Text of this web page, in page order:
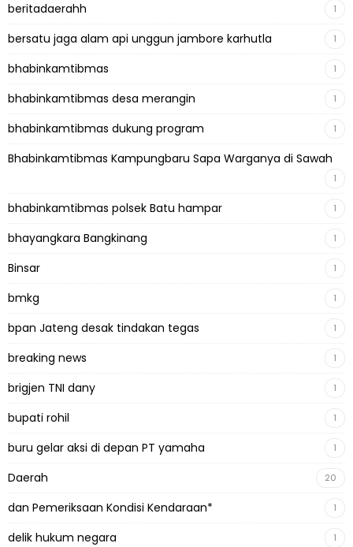
beritadaerahh 1
bersatu jaga alam api unggun jambore karhutla 1
bhabinkamtibmas 1
bhabinkamtibmas desa merangin 1
bhabinkamtibmas dukung program 1
Bhabinkamtibmas Kampungbaru Sapa Warganya di Sawah
1
bhabinkamtibmas polsek Batu hampar 1
bhayangkara Bangkinang 1
Binsar 1
bmkg 1
bpan Jateng desak tindakan tegas 1
breaking news 1
brigjen TNI dany 1
bupati rohil 1
buru gelar aksi di depan PT yamaha 1
Daerah 20
dan Pemeriksaan Kondisi Kendaraan* 1
delik hukum negara 1